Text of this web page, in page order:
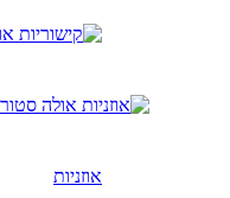
אוזניות